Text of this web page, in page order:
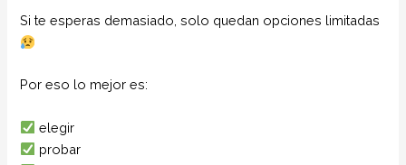
Si te esperas demasiado, solo quedan opciones limitadas
Por eso lo mejor es:
elegir
probar